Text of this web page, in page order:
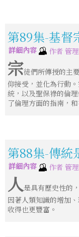
第89集-基督
詳細內容 作者 管
宗徒們所傳授的主
仰接受，並化為行動
統，以及聖保祿的倫
了倫理方面的指南，
第88集-傳統
詳細內容 作者 管
人是具有歷史性的
因著人類知識的增加
收得也更豐富。